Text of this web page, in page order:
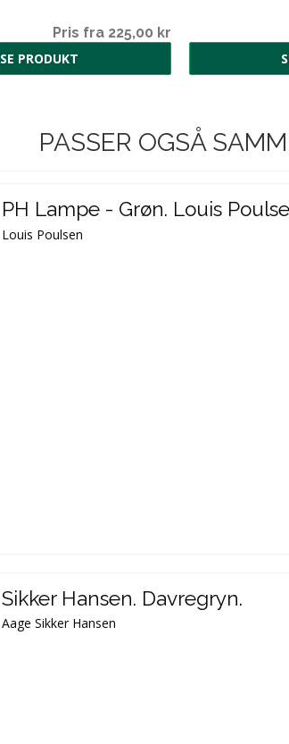
Pris fra 225,00 kr
SE PRODUKT
PASSER OGSÅ
PH Lampe - Grøn. Louis
Louis Poulsen
Sikker Hansen. Davregryn.
Aage Sikker Hansen